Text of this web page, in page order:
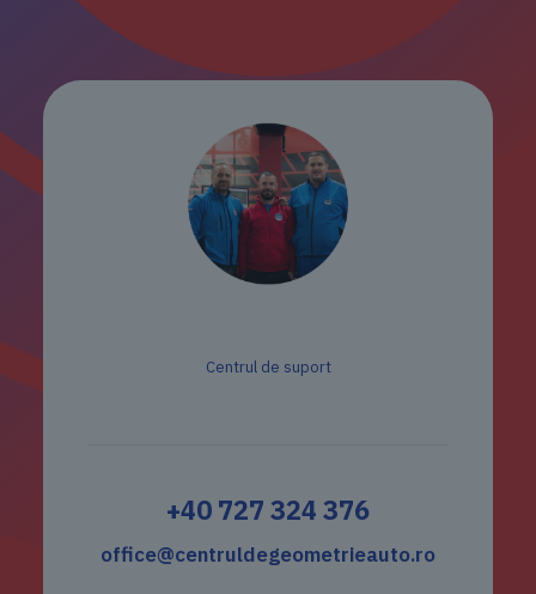
Centrul de suport
+40 727 324 376
office@centruldegeometrieauto.ro